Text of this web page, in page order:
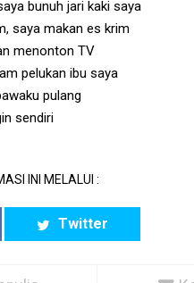
bunuh jari kaki saya
saya makan es krim
menonton TV
pelukan ibu saya
pulang
sendiri
INI MELALUI :
Twitter